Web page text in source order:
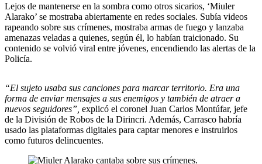
Lejos de mantenerse en la sombra como otros sicarios, ‘Miuler
Alarako’ se mostraba abiertamente en redes sociales. Subía videos
rapeando sobre sus crímenes, mostraba armas de fuego y lanzaba
amenazas veladas a quienes, según él, lo habían traicionado. Su
contenido se volvió viral entre jóvenes, encendiendo las alertas de la
Policía.
“El sujeto usaba sus canciones para marcar territorio. Era una
forma de enviar mensajes a sus enemigos y también de atraer a
nuevos seguidores”, explicó el coronel Juan Carlos Montúfar, jefe
de la División de Robos de la Dirincri. Además, Carrasco habría
usado las plataformas digitales para captar menores e instruirlos
como futuros delincuentes.